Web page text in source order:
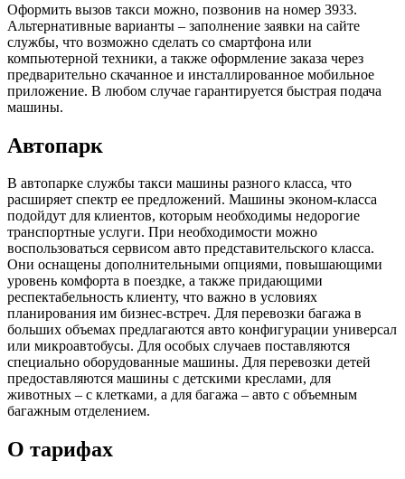
Оформить вызов такси можно, позвонив на номер 3933.
Альтернативные варианты – заполнение заявки на сайте
службы, что возможно сделать со смартфона или
компьютерной техники, а также оформление заказа через
предварительно скачанное и инсталлированное мобильное
приложение. В любом случае гарантируется быстрая подача
машины.
Автопарк
В автопарке службы такси машины разного класса, что
расширяет спектр ее предложений. Машины эконом-класса
подойдут для клиентов, которым необходимы недорогие
транспортные услуги. При необходимости можно
воспользоваться сервисом авто представительского класса.
Они оснащены дополнительными опциями, повышающими
уровень комфорта в поездке, а также придающими
респектабельность клиенту, что важно в условиях
планирования им бизнес-встреч. Для перевозки багажа в
больших объемах предлагаются авто конфигурации универсал
или микроавтобусы. Для особых случаев поставляются
специально оборудованные машины. Для перевозки детей
предоставляются машины с детскими креслами, для
животных – с клетками, а для багажа – авто с объемным
багажным отделением.
О тарифах